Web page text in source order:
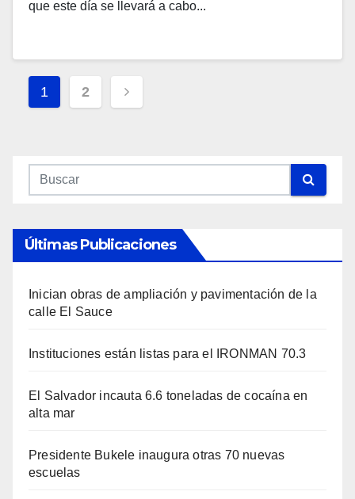
que este día se llevará a cabo...
Navegación
De
1 2
Últimas Publicaciones
Inician obras de ampliación y pavimentación de la
calle El Sauce
Instituciones están listas para el IRONMAN 70.3
El Salvador incauta 6.6 toneladas de cocaína en
alta mar
Presidente Bukele inaugura otras 70 nuevas
escuelas